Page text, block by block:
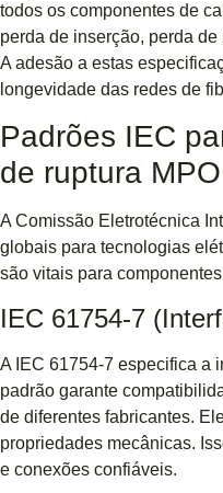
todos os componentes de
perda de inserção, perda
A adesão a estas
longevidade das redes de
Padrões IEC
de ruptura MPO
A Comissão Eletrotécnica
globais para tecnologias
são vitais para
IEC 61754-7
A IEC 61754-7 especifica a
padrão garante
de diferentes fabricantes.
propriedades mecânicas.
e conexões confiáveis.